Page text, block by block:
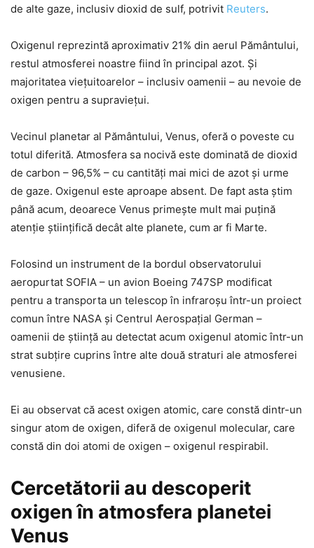
de alte gaze, inclusiv dioxid de sulf, potrivit Reuters.
Oxigenul reprezintă aproximativ 21% din aerul Pământului,
restul atmosferei noastre fiind în principal azot. Și
majoritatea viețuitoarelor – inclusiv oamenii – au nevoie de
oxigen pentru a supraviețui.
Vecinul planetar al Pământului, Venus, oferă o poveste cu
totul diferită. Atmosfera sa nocivă este dominată de dioxid
de carbon – 96,5% – cu cantități mai mici de azot și urme
de gaze. Oxigenul este aproape absent. De fapt asta știm
până acum, deoarece Venus primește mult mai puțină
atenție științifică decât alte planete, cum ar fi Marte.
Folosind un instrument de la bordul observatorului
aeropurtat SOFIA – un avion Boeing 747SP modificat
pentru a transporta un telescop în infraroșu într-un proiect
comun între NASA și Centrul Aerospațial German –
oamenii de știință au detectat acum oxigenul atomic într-un
strat subțire cuprins între alte două straturi ale atmosferei
venusiene.
Ei au observat că acest oxigen atomic, care constă dintr-un
singur atom de oxigen, diferă de oxigenul molecular, care
constă din doi atomi de oxigen – oxigenul respirabil.
Cercetătorii au descoperit
oxigen în atmosfera planetei
Venus